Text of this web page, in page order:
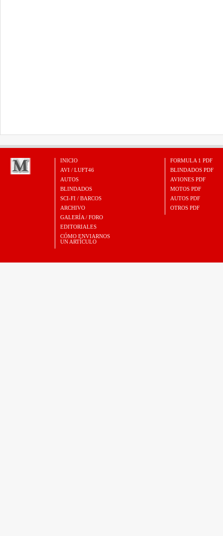
INICIO
AVI / LUFT46
AUTOS
BLINDADOS
SCI-FI / BARCOS
ARCHIVO
GALERÍA / FORO
EDITORIALES
CÓMO ENVIARNOS
UN ARTÍCULO
FORMULA 1 PDF
BLINDADOS PDF
AVIONES PDF
MOTOS PDF
AUTOS PDF
OTROS PDF